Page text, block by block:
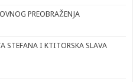
PREOBRAŽENJA
STEFANA I KTITORSKA SLAVA